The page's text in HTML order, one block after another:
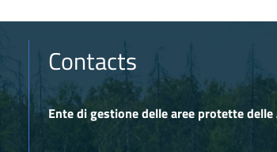
Contacts
Ente di gestione delle aree protette delle